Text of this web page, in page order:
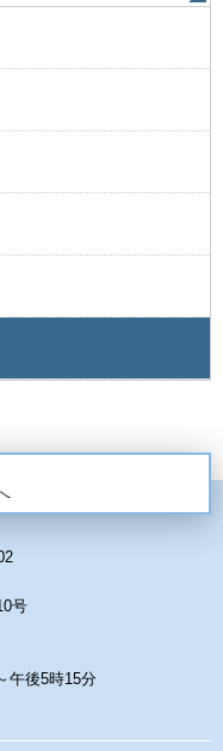
号
午後5時15分